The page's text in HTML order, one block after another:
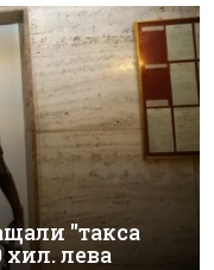
"такса
хил. лева